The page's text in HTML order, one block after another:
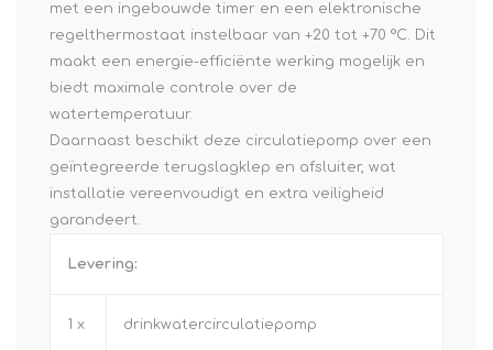
met een ingebouwde timer en een elektronische
regelthermostaat instelbaar van +20 tot +70 °C. Dit
maakt een energie-efficiënte werking mogelijk en
biedt maximale controle over de
watertemperatuur.
Daarnaast beschikt deze circulatiepomp over een
geïntegreerde terugslagklep en afsluiter, wat
installatie vereenvoudigt en extra veiligheid
garandeert.
Levering:
1 x drinkwatercirculatiepomp